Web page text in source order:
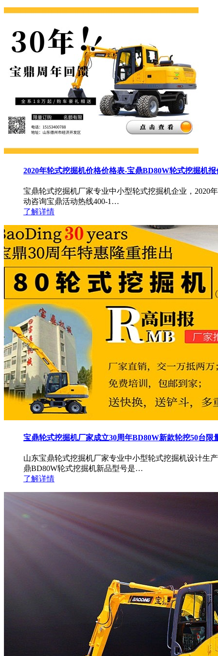
2020年轮式挖掘机价格价格表-宝鼎BD80W轮式挖掘机
宝鼎轮式挖掘机厂家专业中小型轮式挖掘机企业，2020
动咨询宝鼎活动热线400-1…
了解详情
宝鼎轮式挖掘机厂家成立30周年BD80W新款轮挖50台限
山东宝鼎轮式挖掘机厂家专业中小型轮式挖掘机设计生
鼎BD80W轮式挖掘机新品型号是…
了解详情